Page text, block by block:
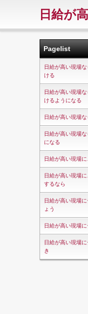
日給が
Pagelist
日給が高い現場
ける
日給が高い現場
けるようになる
日給が高い現場
日給が高い現場
になる
日給が高い現場
日給が高い現場
するなら
日給が高い現場
ょう
日給が高い現場
日給が高い現場
き